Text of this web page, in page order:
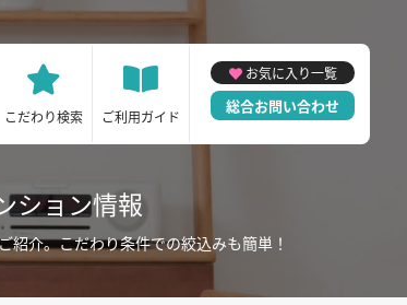
こだわり検索 ご利用ガイド
お気に入り一覧
総合お問い合わせ
ション情報
介。こだわり条件での絞込みも簡単！